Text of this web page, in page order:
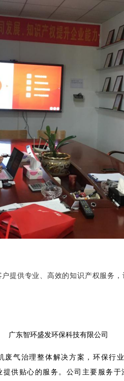
提供专业、高效的知识产权服务
广东智环盛发环保科技有限公司
气治理整体解决方案，环保行
供贴心的服务。公司主要服务